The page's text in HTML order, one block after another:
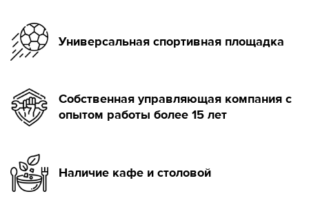
Универсальная спортивная площадка
Собственная управляющая компания с
опытом работы более 15 лет
Наличие кафе и столовой